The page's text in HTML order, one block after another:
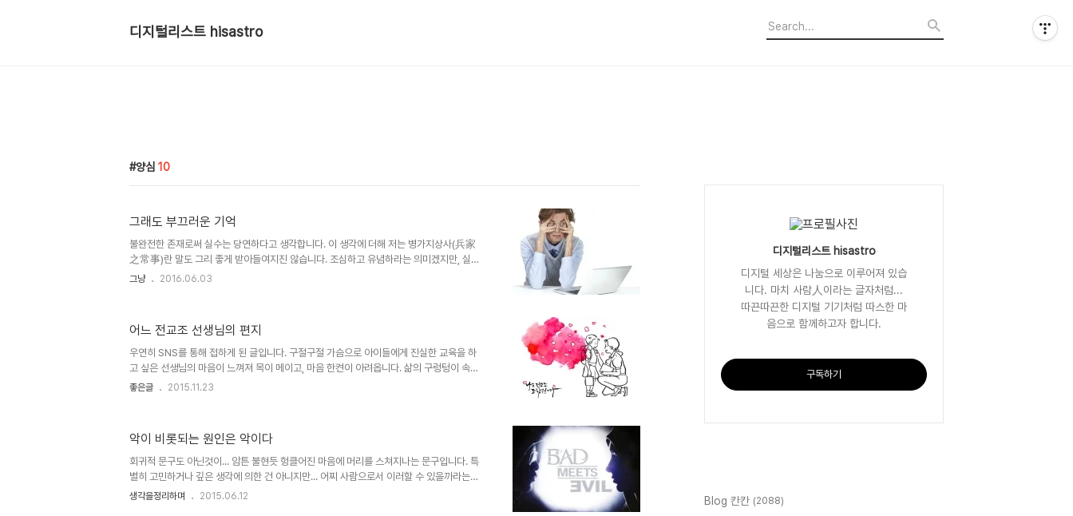
디지털리스트 hisastro
양심 10
그래도 부끄러운 기억
불완전한 존재로써 실수는 당연하다고 생각합니다. 이 생각에 더해 저는 병가지상사(兵家
之常事)란 말도 그리 좋게 받아들여지진 않습니다. 조심하고 유념하라는 의미겠지만, 실수
라는 것을 그저 쉽게 받아들이지 않겠다는 전제가 있기 때문입니다. 그건 기본적으로 사람
사실 살면서 이쪽저쪽 다 고려하고 배려하면서 살기란 간단한 얘기가 아닙니다. 자신의 몸
뚱이 하나 살피고 추스르는 것조차 어려운 현실에선 더욱 그럴 수밖에 없습니다. 뭐~ 이렇
게 말하는..
그냥 2016.06.03
어느 전교조 선생님의 편지
우연히 SNS를 통해 접하게 된 글입니다. 구절구절 가슴으로 아이들에게 진실한 교육을 하
고 싶은 선생님의 마음이 느껴져 목이 메이고, 마음 한켠이 아려옵니다. 삶의 구렁텅이 속에
서 그저 살아가야 한다는 일념으로 무엇이 옳고 그른지 조차 구분하지 못하고 잘 살겠다며
이곳 블로그를 활용하고자 글 내용 전문을 옮깁니다. 글을 쓰신 선생님께서도 이해해 주시
리라 생각하며... 또한 이렇게 글을 옮길 수 밖에 없는 건 글 내용을 전교조 선생님이 썼기때
문이 ..
좋은글 2015.11.23
악이 비롯되는 원인은 악이다
회귀적 문구도 아닌것이... 암튼 불현듯 헝클어진 마음에 머리를 스쳐지나는 문구입니다. 특
별히 고민하거나 깊은 생각에 의한 건 아니지만... 어찌 사람으로서 이러할 수 있을까라는
생각... 유유상종이라고 또 그런 부류들은 항상 똑같은 모습을 하고 있다는 알 수 없는 아이
생각을정리하며 2015.06.12
디지털리스트 hisastro
디지털 세상은 나눔으로 이루어져 있습
니다. 마치 사람人이라는 글자처럼...
따끈따끈한 디지털 기기처럼 따스한 마
음으로 함께하고자 합니다.
구독하기
Blog 칸칸 (2088)